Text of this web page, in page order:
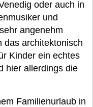
oder auch in
und
angenehm
das architektonisch
Kinder ein echtes
hier allerdings die
Familienurlaub in